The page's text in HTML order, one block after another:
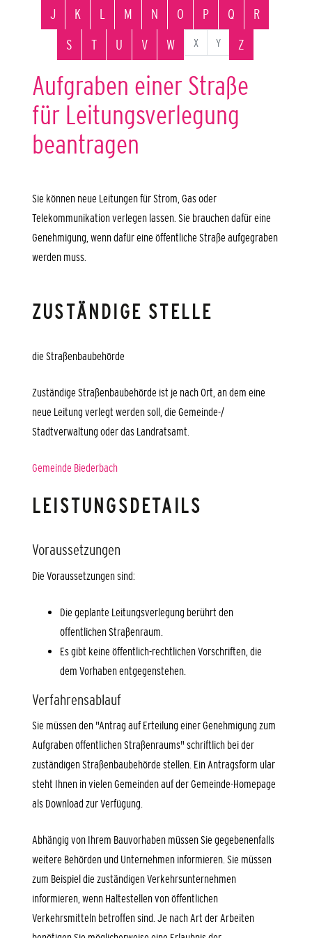
J
K L M N O P Q
R
S
T U V W X Y Z
Aufgraben einer Straße
für Leitungsverlegung
beantragen
Sie können neue Leitungen für Strom, Gas oder
Telekommunikation verlegen lassen. Sie brauchen dafür eine
Genehmigung, wenn dafür eine öffentliche Straße aufgegraben
werden muss.
ZUSTÄNDIGE STELLE
die Straßenbaubehörde
Zuständige Straßenbaubehörde ist je nach Ort, an dem eine
neue Leitung verlegt werden soll, die Gemeinde-/
Stadtverwaltung oder das Landratsamt.
Gemeinde Biederbach
LEISTUNGSDETAILS
Voraussetzungen
Die Voraussetzungen sind:
Die geplante Leitungsverlegung berührt den
öffentlichen Straßenraum.
Es gibt keine öffentlich-rechtlichen Vorschriften, die
dem Vorhaben entgegenstehen.
Verfahrensablauf
Sie müssen den "Antrag auf Erteilung einer Genehmigung zum
Aufgraben öffentlichen Straßenraums" schriftlich bei der
zuständigen Straßenbaubehörde stellen. Ein Antragsform ular
steht Ihnen in vielen Gemeinden auf der Gemeinde-Homepage
als Download zur Verfügung.
Abhängig von Ihrem Bauvorhaben müssen Sie gegebenenfalls
weitere Behörden und Unternehmen informieren. Sie müssen
zum Beispiel die zuständigen Verkehrsunternehmen
informieren, wenn Haltestellen von öffentlichen
Verkehrsmitteln betroffen sind. Je nach Art der Arbeiten